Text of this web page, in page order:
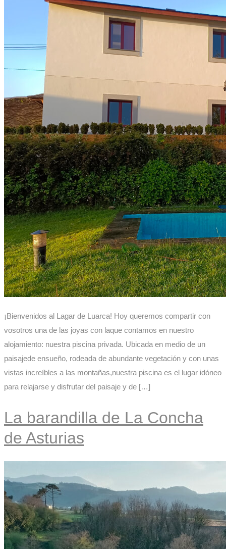
¡Bienvenidos al Lagar de Luarca! Hoy queremos compartir con
vosotros una de las joyas con laque contamos en nuestro
alojamiento: nuestra piscina privada. Ubicada en medio de un
paisajede ensueño, rodeada de abundante vegetación y con unas
vistas increíbles a las montañas,nuestra piscina es el lugar idóneo
para relajarse y disfrutar del paisaje y de […]
La barandilla de La Concha
de Asturias